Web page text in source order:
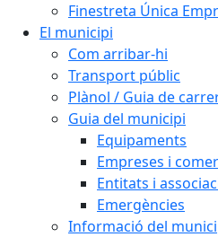
Finestreta Única
El municipi
Com arribar-hi
Transport públic
Plànol / Guia de
Guia del municipi
Equipaments
Empreses i
Entitats i
Emergències
Informació del